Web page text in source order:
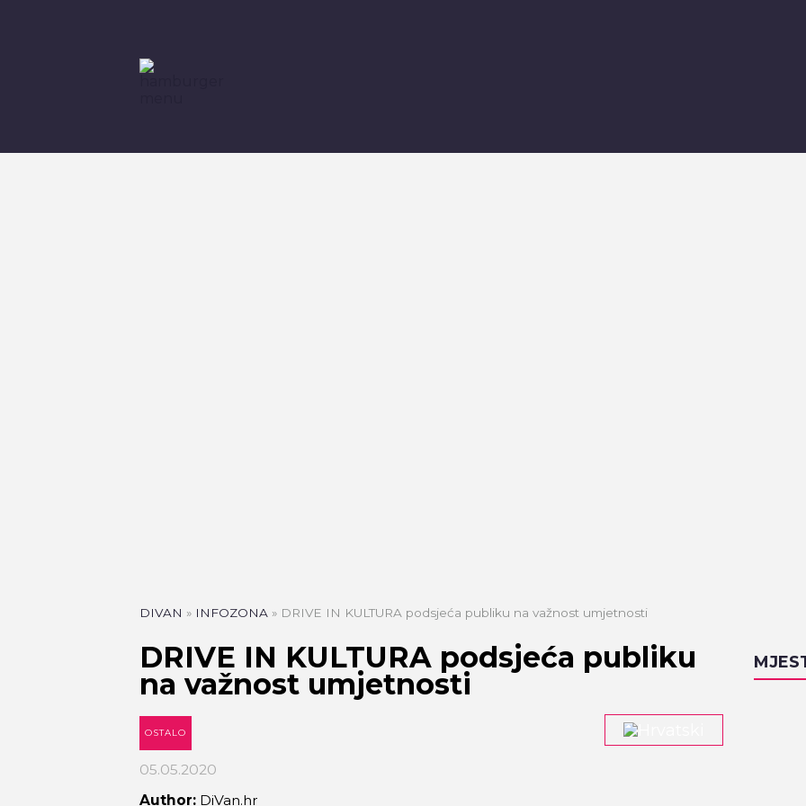
DIVAN » INFOZONA » DRIVE IN KULTURA podsjeća publiku na važnost umjetnosti
DRIVE IN KULTURA podsjeća publiku
na važnost umjetnosti
OSTALO
05.05.2020
Author: DiVan.hr